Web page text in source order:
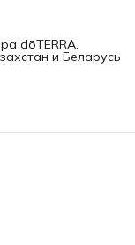
dōTERRA.
и Беларусь